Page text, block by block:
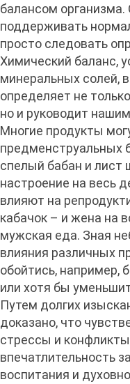
балансом
поддерживать
просто следовать
Химический баланс,
минеральных солей,
определяет не
но и руководит
Многие продукты
предменструальных
спелый бабан и лист
настроение на весь
влияют на
кабачок – и жена на
мужская еда. Зная
влияния различных
обойтись, например,
или хотя бы
Путем долгих
доказано, что
стрессы и
впечатлительность
воспитания и